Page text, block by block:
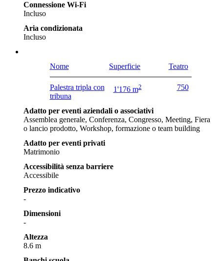
Connessione Wi-Fi
Incluso
Aria condizionata
Incluso
Nome Superficie Teatro
Palestra tripla con
tribuna
1'176 m2 750
Adatto per eventi aziendali o associativi
Assemblea generale, Conferenza, Congresso, Meeting, Fiera
o lancio prodotto, Workshop, formazione o team building
Adatto per eventi privati
Matrimonio
Accessibilità senza barriere
Accessibile
Prezzo indicativo
-
Dimensioni
-
Altezza
8.6 m